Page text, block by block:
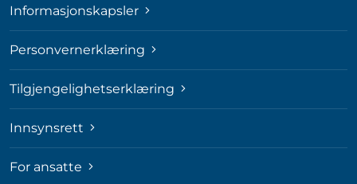
Informasjonskapsler
Personvernerklæring
Tilgjengelighetserklæring
Innsynsrett
For ansatte